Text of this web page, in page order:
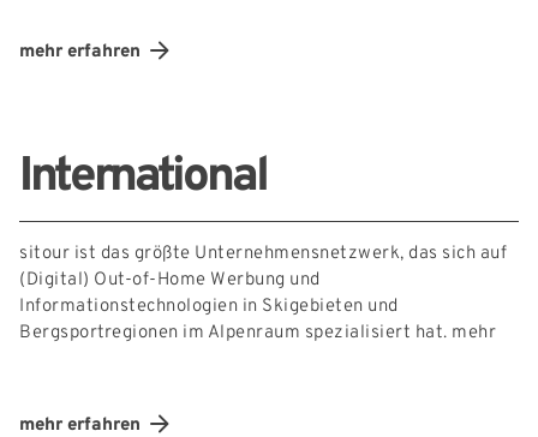
mehr erfahren
International
sitour ist das größte Unternehmensnetzwerk, das sich auf
(Digital) Out-of-Home Werbung und
Informationstechnologien in Skigebieten und
Bergsportregionen im Alpenraum spezialisiert hat. mehr
mehr erfahren